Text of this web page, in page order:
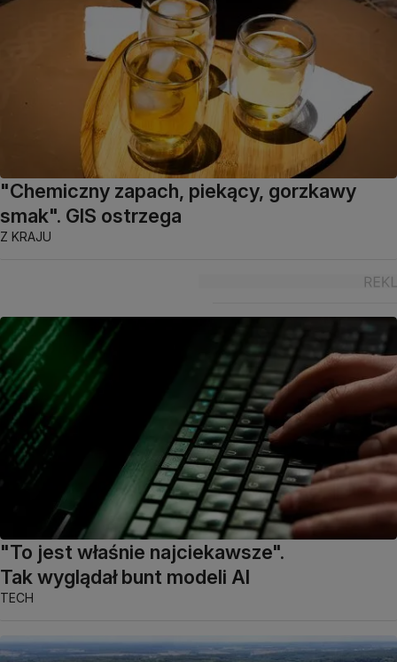
"Chemiczny zapach, piekący, gorzkawy
smak". GIS ostrzega
Z KRAJU
"To jest właśnie najciekawsze".
Tak wyglądał bunt modeli AI
TECH